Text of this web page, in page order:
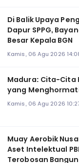
Di Balik Upaya
Dapur SPPG,
Besar Kepala BGN
Kamis, 06 Agu 2026
Madura: Cita-Cita
yang
Kamis, 06 Agu 2026
Muay Aerobik
Aset Intelektual
Terobosan